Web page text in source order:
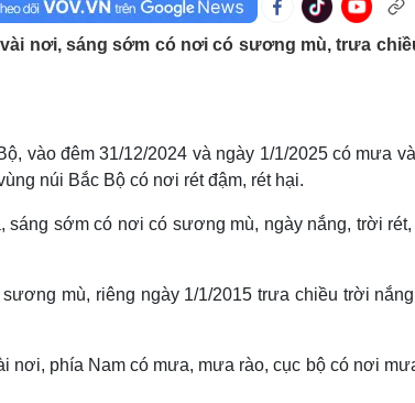
trường
Ô tô - Xe máy
- Điện ảnh
Giải trí
Nghệ sĩ
nơi, sáng sớm có nơi có sương mù, trưa
vào đêm 31/12/2024 và ngày 1/1/2025 có mưa
núi Bắc Bộ có nơi rét đậm, rét hại.
sớm có nơi có sương mù, ngày nắng, trời
mù, riêng ngày 1/1/2015 trưa chiều trời
nơi, phía Nam có mưa, mưa rào, cục bộ có nơi